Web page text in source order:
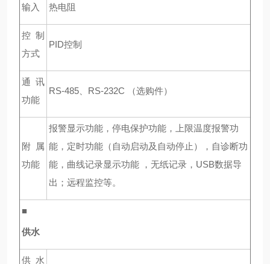
输入 热电阻
控制
方式
PID控制
通讯
功能
RS-485 、RS-232C （选购件）
附属
功能
报警显示功能，停电保护功能，上限温度报警功
能，定时功能（自动启动及自动停止），自诊断功
能，曲线记录显示功能 ，无纸记录， USB数据导
出 ；远程监控等。
■
供水
供水